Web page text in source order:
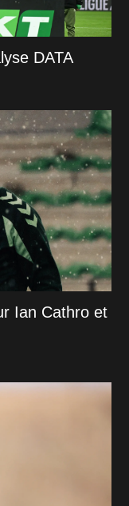
DATA
Ian Cathro et